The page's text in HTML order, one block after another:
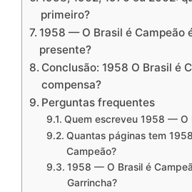
primeiro?
1958 — O Brasil é Campeão
presente?
Conclusão: 1958 O Brasil é
compensa?
Perguntas frequentes
Quem escreveu 1958 — O
Quantas páginas tem
Campeão?
1958 — O Brasil é
Garrincha?